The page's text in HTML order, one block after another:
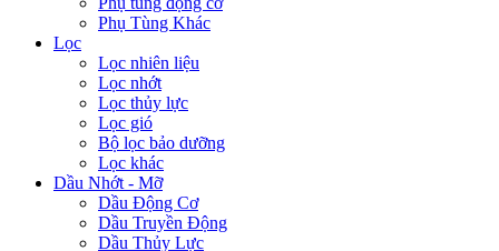
Phụ Tùng Khác
Lọc
Lọc nhiên liệu
Lọc nhớt
Lọc thủy lực
Lọc gió
Bộ lọc bảo dưỡng
Lọc khác
Dầu Nhớt - Mỡ
Dầu Động Cơ
Dầu Truyền Động
Dầu Thủy Lực